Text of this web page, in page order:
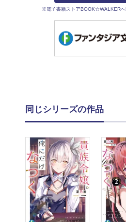
※電子書籍ストアBOOK☆WALKERへ
同じシリーズの作品